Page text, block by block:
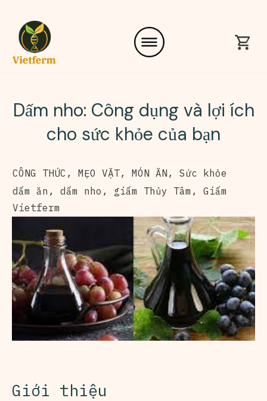
Dấm nho: Công dụng và lợi ích
cho sức khỏe của bạn
CÔNG THỨC , MẸO VẶT, MÓN ĂN , Sức khỏe
dấm ăn , dấm nho , giấm Thủy Tâm , Giấm
Vietferm
Giới thiệu